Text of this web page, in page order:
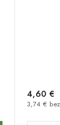
3,74 €
4,60 €